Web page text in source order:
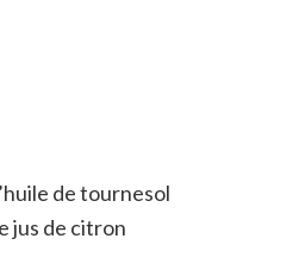
de tournesol
jus de citron